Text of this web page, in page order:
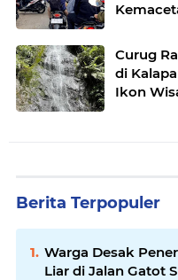
Curug
di
Ikon
Berita Terpopuler
Warga Desak
Liar di Jalan Gatot